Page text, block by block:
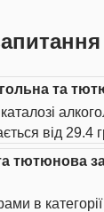
та
від 29.4
тютюнова
в